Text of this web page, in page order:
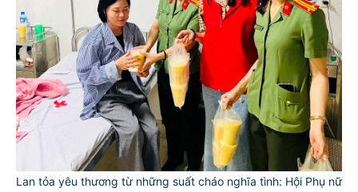
Lan tỏa yêu thương từ những suất cháo nghĩa tình: Hội Phụ nữ